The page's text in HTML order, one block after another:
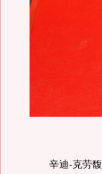
辛迪-克劳馥